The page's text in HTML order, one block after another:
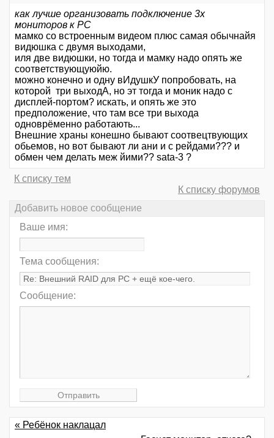
как лучше организовать подключение 3х
мониторов к РС
мамко со встроенным видеом плюс самая обычнайя
видюшка с двумя выходами,
иля две видюшки, но тогда и мамку надо опять же
соответствующуюйю.
можно конечно и одну вИдушкУ попробовать, на
которой три выходА, но эт тогда и моник надо с
дисплей-портом? искать, и опять же это
предположение, что там все три выхода
одноврёменно работають...
Внешние храны конешно бывают соотвецтвующих
обьемов, но вот бывают ли ани и с рейдами??? и
обмен чем делать меж йими?? sata-3 ?
К списку тем
К списку форумов
Добавить новое сообщение
Ваше имя:
Тема сообщения:
Сообщение:
« Ребёнок наклацал